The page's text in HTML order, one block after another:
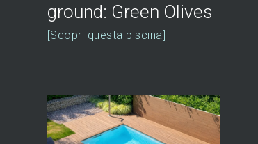
ground: Green Olives
[Scopri questa piscina]